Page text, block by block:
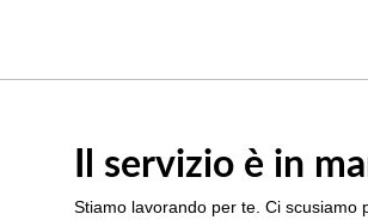
Il servizio è in
Stiamo lavorando per te. Ci scusiamo